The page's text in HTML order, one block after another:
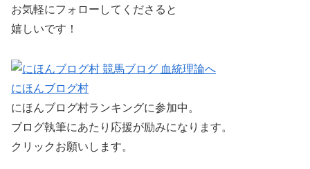
お気軽にフォローしてくださると
嬉しいです！
にほんブログ村
にほんブログ村ランキングに参加中。
ブログ執筆にあたり応援が励みになります。
クリックお願いします。